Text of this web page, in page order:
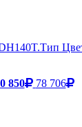
850 78 706